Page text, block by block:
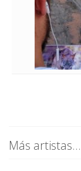
Más artistas...